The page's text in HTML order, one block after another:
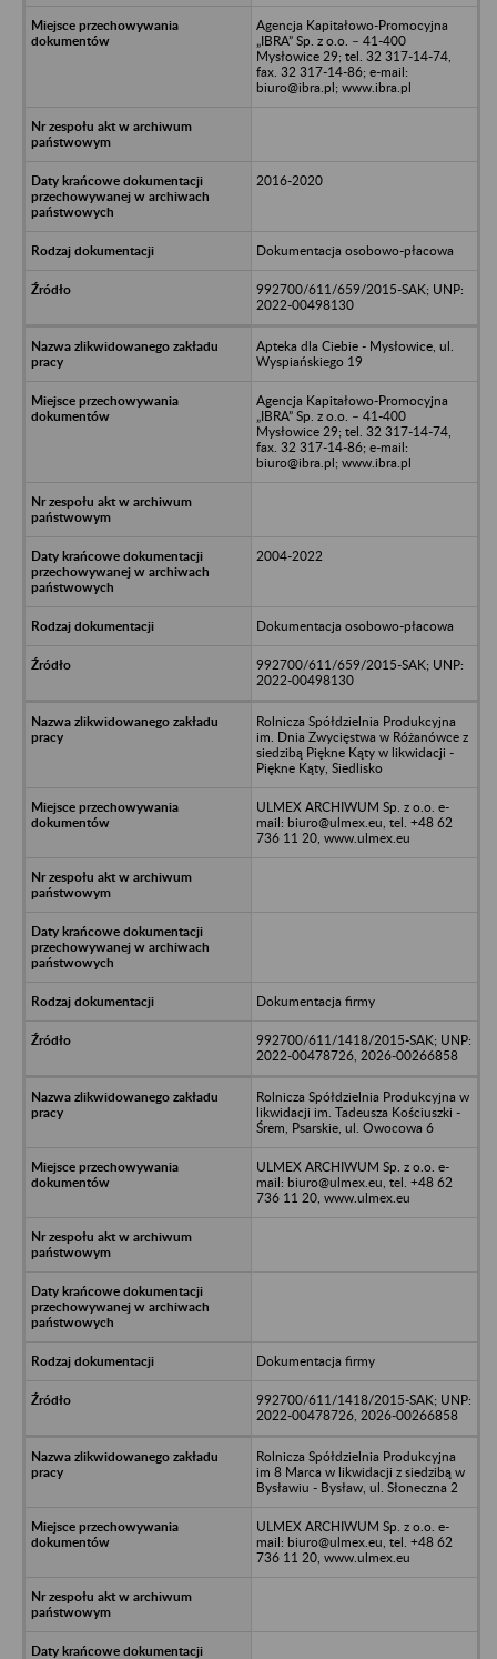
Agencja Kapitałowo-Promocyjna
„IBRA” Sp. z o.o. – 41-400
Mysłowice 29; tel. 32 317-14-74,
fax. 32 317-14-86; e-mail:
biuro@ibra.pl; www.ibra.pl
2016-2020
Dokumentacja osobowo-płacowa
992700/611/659/2015-SAK; UNP:
2022-00498130
Apteka dla Ciebie - Mysłowice, ul.
Wyspiańskiego 19
Agencja Kapitałowo-Promocyjna
„IBRA” Sp. z o.o. – 41-400
Mysłowice 29; tel. 32 317-14-74,
fax. 32 317-14-86; e-mail:
biuro@ibra.pl; www.ibra.pl
2004-2022
Dokumentacja osobowo-płacowa
992700/611/659/2015-SAK; UNP:
2022-00498130
Rolnicza Spółdzielnia Produkcyjna
im. Dnia Zwycięstwa w Różanówce z
siedzibą Piękne Kąty w likwidacji -
Piękne Kąty, Siedlisko
ULMEX ARCHIWUM Sp. z o.o. e-
mail: biuro@ulmex.eu, tel. +48 62
736 11 20, www.ulmex.eu
Dokumentacja firmy
992700/611/1418/2015-SAK; UNP:
2022-00478726, 2026-00266858
Rolnicza Spółdzielnia Produkcyjna w
likwidacji im. Tadeusza Kościuszki -
Śrem, Psarskie, ul. Owocowa 6
ULMEX ARCHIWUM Sp. z o.o. e-
mail: biuro@ulmex.eu, tel. +48 62
736 11 20, www.ulmex.eu
Dokumentacja firmy
992700/611/1418/2015-SAK; UNP:
2022-00478726, 2026-00266858
Rolnicza Spółdzielnia Produkcyjna
im 8 Marca w likwidacji z siedzibą w
Bysławiu - Bysław, ul. Słoneczna 2
ULMEX ARCHIWUM Sp. z o.o. e-
mail: biuro@ulmex.eu, tel. +48 62
736 11 20, www.ulmex.eu